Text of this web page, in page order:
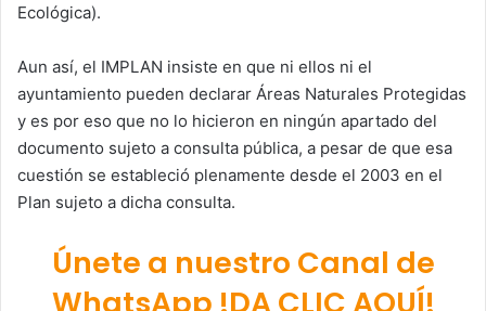
Ecológica).
Aun así, el IMPLAN insiste en que ni ellos ni el
ayuntamiento pueden declarar Áreas Naturales Protegidas
y es por eso que no lo hicieron en ningún apartado del
documento sujeto a consulta pública, a pesar de que esa
cuestión se estableció plenamente desde el 2003 en el
Plan sujeto a dicha consulta.
Únete a nuestro Canal de
WhatsApp !DA CLIC AQUÍ!